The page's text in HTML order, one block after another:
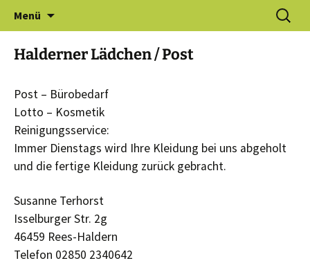
springen
Gewerbeverein Haldern e.V.
Menü
Suchen
nach:
Halderner Lädchen / Post
Post – Bürobedarf
Lotto – Kosmetik
Reinigungsservice:
Immer Dienstags wird Ihre Kleidung bei uns abgeholt
und die fertige Kleidung zurück gebracht.
Susanne Terhorst
Isselburger Str. 2g
46459 Rees-Haldern
Telefon 02850 2340642